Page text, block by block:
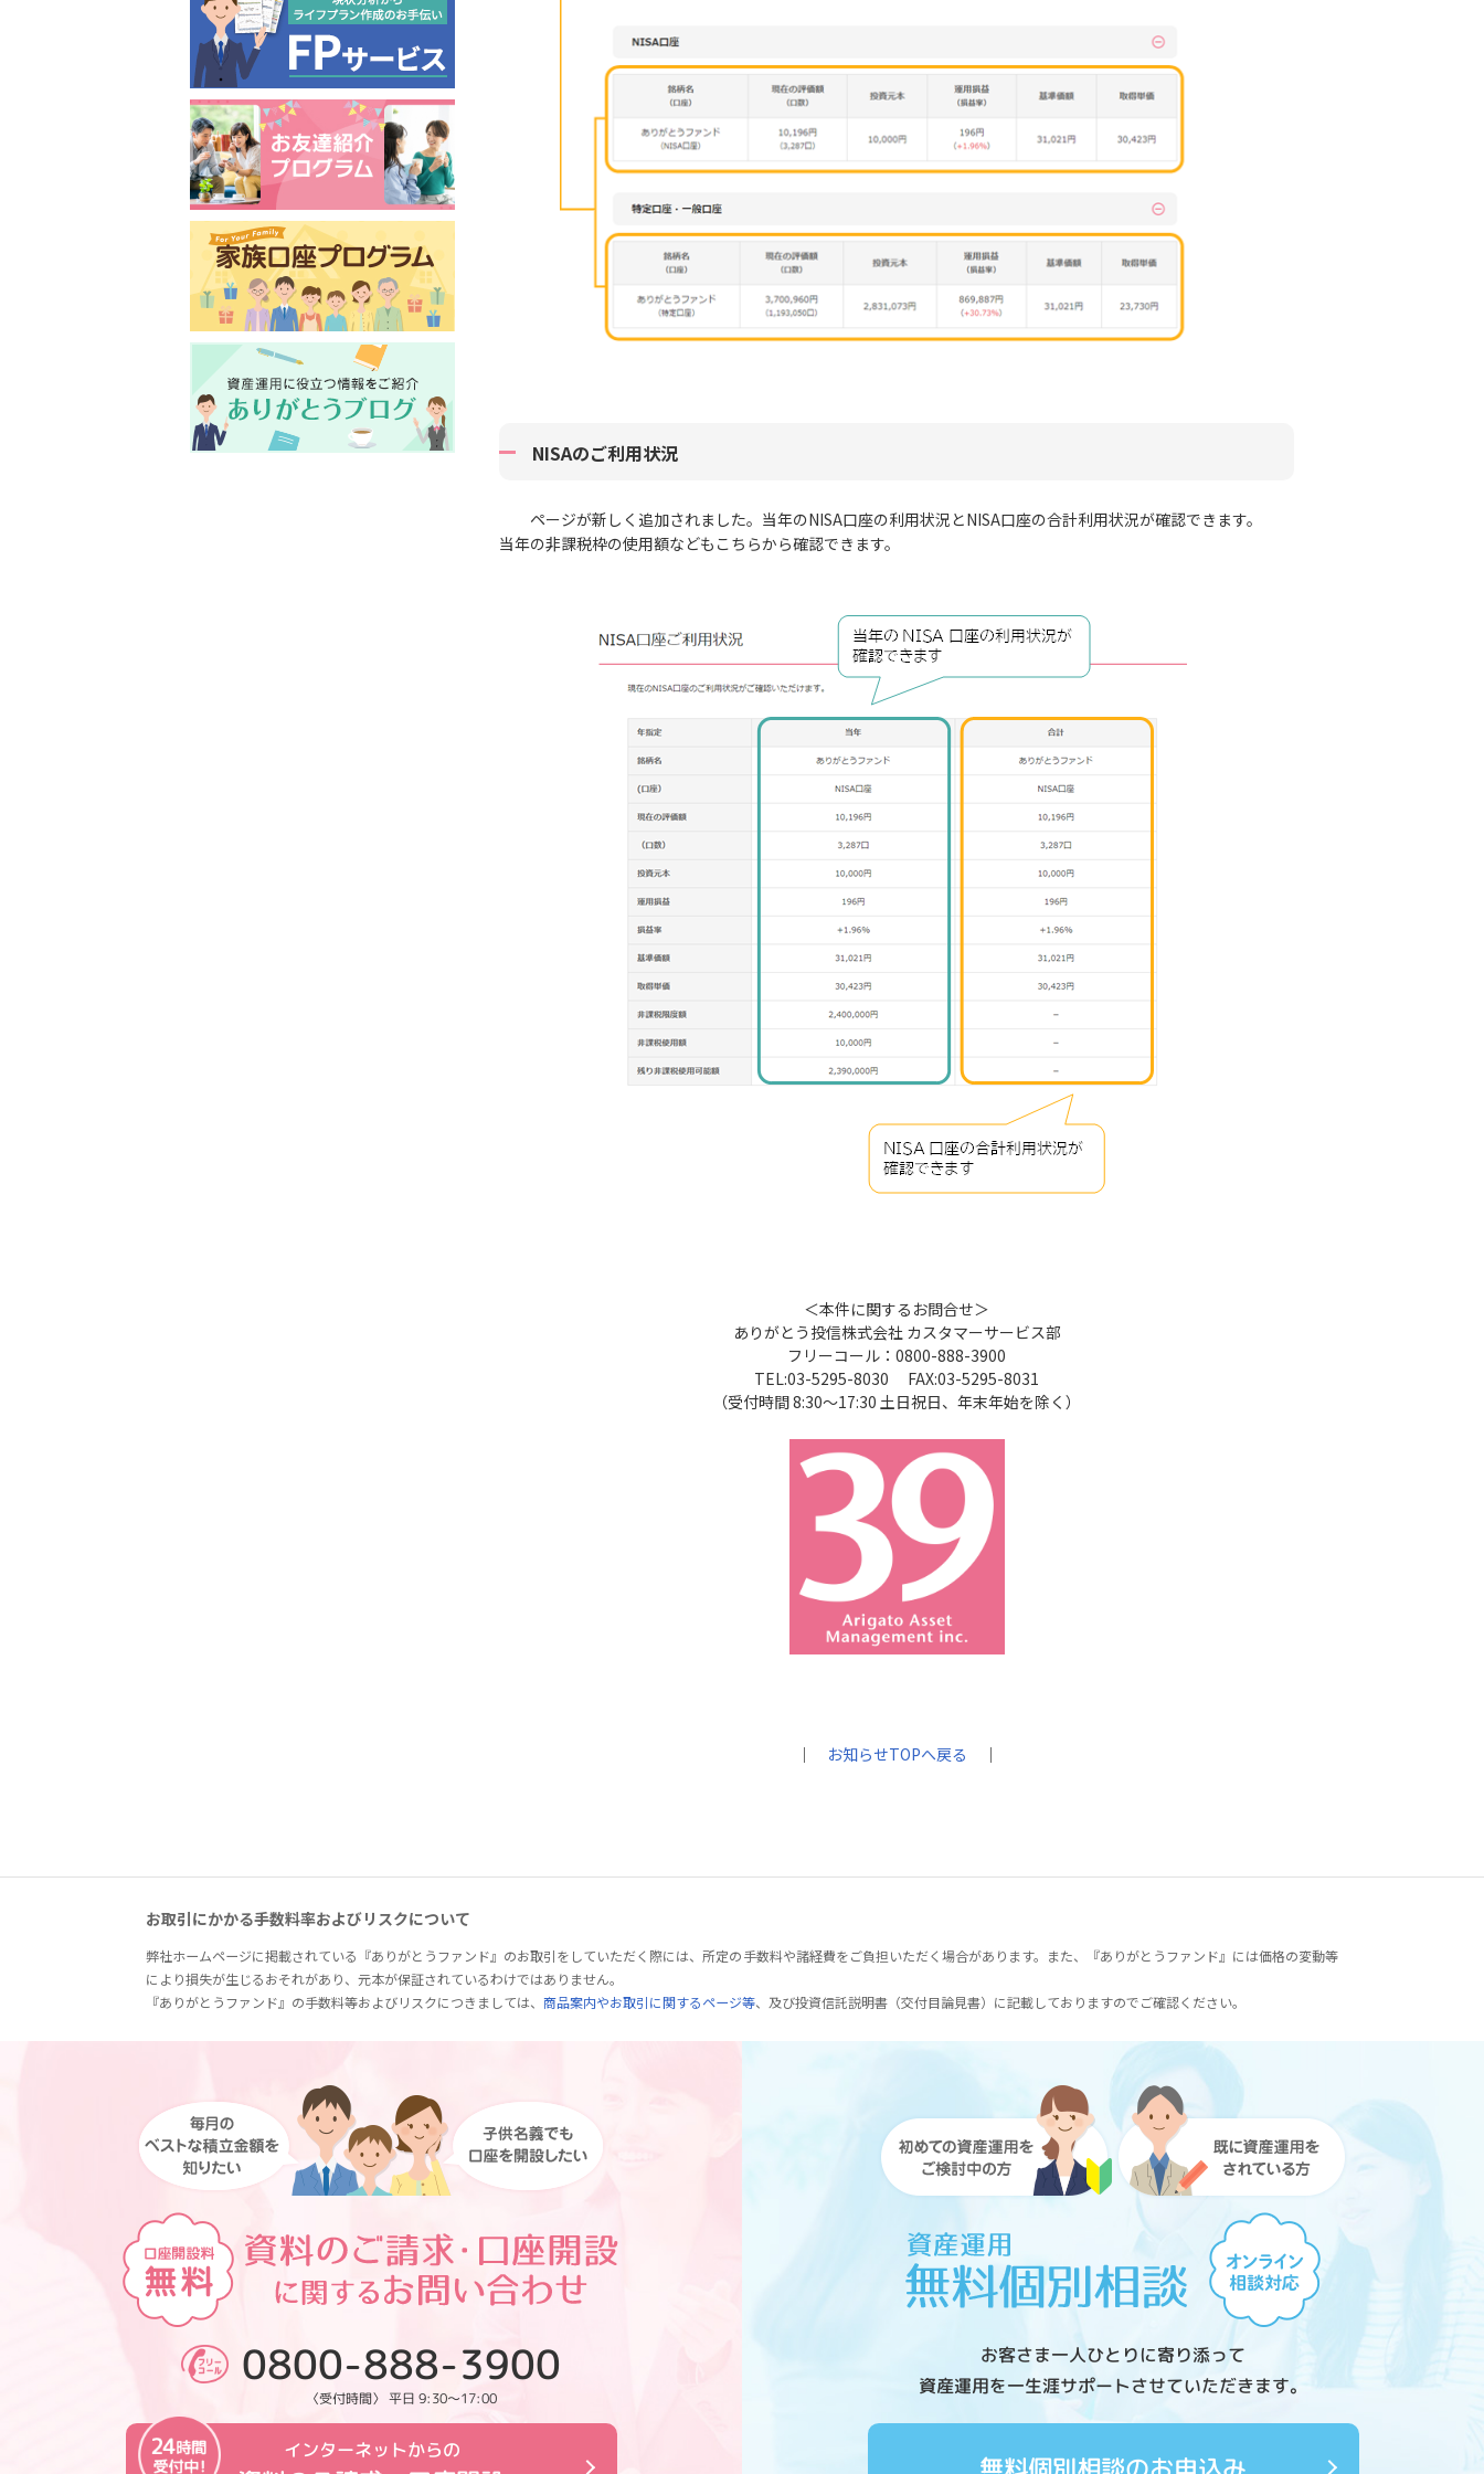
NISAのご利用状況
ページが新しく追加されました。当年のNISA口座の利用状況とNISA口座の合計利用状況が確認できます。
当年の非課税枠の使用額などもこちらから確認できます。
＜本件に関するお問合せ＞
ありがとう投信株式会社 カスタマーサービス部
フリーコール：0800-888-3900
TEL:03-5295-8030 FAX:03-5295-8031
（受付時間 8:30～17:30 土日祝日、年末年始を除く）
｜ お知らせTOPへ戻る ｜
お取引にかかる手数料率およびリスクについて
弊社ホームページに掲載されている『ありがとうファンド』のお取引をしていただく際には、所定の手数料や諸経費をご負担いただく場合があります。また、『ありがとうファンド』には価格の変動等
により損失が生じるおそれがあり、元本が保証されているわけではありません。
『ありがとうファンド』の手数料等およびリスクにつきましては、 商品案内やお取引に関するページ等、及び投資信託説明書（交付目論見書）に記載しておりますのでご確認ください。
0800-888-3900
〈受付時間〉 平日 9:30～17:00
インターネットからの
お客さま一人ひとりに寄り添って
資産運用を一生涯サポートさせていただきます。
無料個別相談のお申込み